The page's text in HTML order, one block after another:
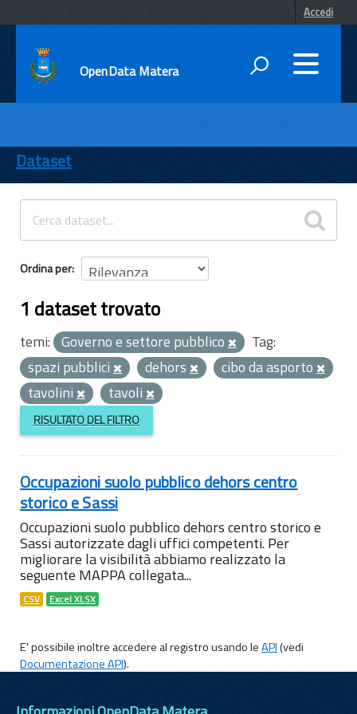
Accedi
OpenData Matera
ENTI
TEMI
INFORMAZIONI
Dataset
Ordina per
1 dataset trovato
temi: Governo e settore pubblico
Tag:
spazi pubblici
dehors
cibo da asporto
tavolini
tavoli
RISULTATO DEL FILTRO
Occupazioni suolo pubblico dehors centro
storico e Sassi
Occupazioni suolo pubblico dehors centro storico e
Sassi autorizzate dagli uffici competenti. Per
migliorare la visibilità abbiamo realizzato la
seguente MAPPA collegata...
CSV Excel XLSX
E' possibile inoltre accedere al registro usando leAPI(vedi
Documentazione API).